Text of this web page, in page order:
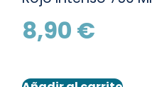
8,90 €